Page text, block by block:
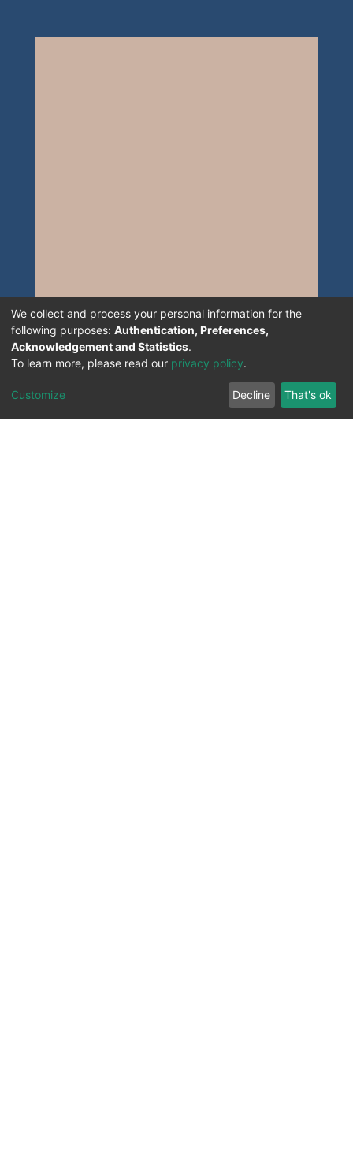
We collect and process your personal information for the
following purposes: Authentication, Preferences,
Acknowledgement and Statistics.
To learn more, please read our privacy policy.
Customize Decline That's ok